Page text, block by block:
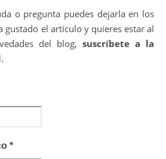
o pregunta puedes dejarla en los
gustado el artículo y quieres estar al
del blog, suscríbete a la
.
*